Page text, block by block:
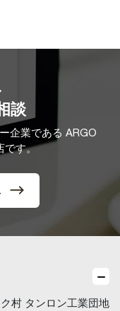
談
企業である ARGO
です。
村 タンロン工業団地